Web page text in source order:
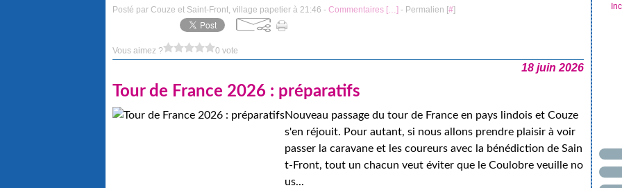
Posté par Couze et Saint-Front, village papetier à 21:46 - Commentaires […] - Permalien [#]
Vous aimez ? 0 vote
18 juin 2026
Tour de France 2026 : préparatifs
Nouveau passage du tour de France en pays lindois et Couze
s'en réjouit. Pour autant, si nous allons prendre plaisir à voir
passer la caravane et les coureurs avec la bénédiction de Sain
t-Front, tout un chacun veut éviter que le Coulobre veuille no
us...